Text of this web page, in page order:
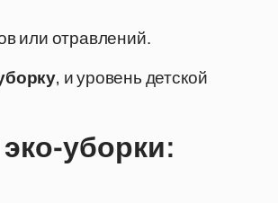
или отравлений.
, и уровень детской
уборки: